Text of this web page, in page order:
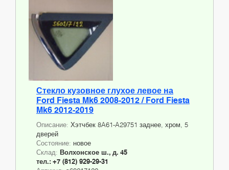
Стекло кузовное глухое левое на
Ford Fiesta Mk6 2008-2012 / Ford Fiesta
Mk6 2012-2019
Описание: Хэтчбек 8A61-A29751 заднее, хром, 5
дверей
Состояние: новое
Склад: Волхонское ш., д. 45
тел.: +7 (812) 929-29-31